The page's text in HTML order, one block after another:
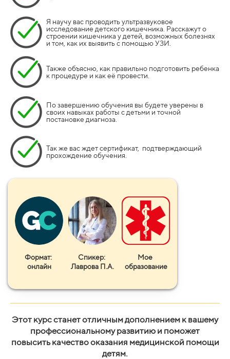
Я научу вас проводить ультразвуковое
исследование детского кишечника. Расскажут о
строении кишечника у детей, возможных болезнях
и том, как их выявить с помощью УЗИ.
Также объясню, как правильно подготовить ребенка
к процедуре и как её провести.
По завершению обучения вы будете уверены в
своих навыках работы с детьми и точной
постановке диагноза.
Так же вас ждет сертификат, подтверждающий
прохождение обучения.
Формат:
онлайн
Спикер:
Лаврова П.А.
Мое
образование
Этот курс станет отличным дополнением к вашему
профессиональному развитию и поможет
повысить качество оказания медицинской помощи
детям.